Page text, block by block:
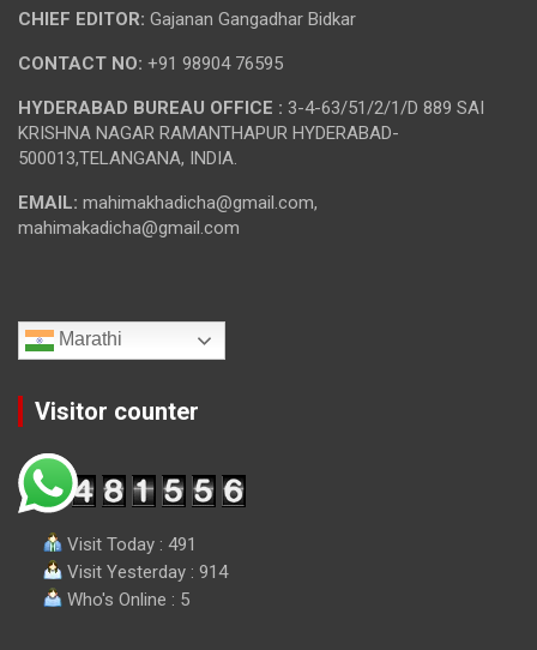
CHIEF EDITOR: Gajanan Gangadhar Bidkar
CONTACT NO: +91 98904 76595
HYDERABAD BUREAU OFFICE : 3-4-63/51/2/1/D 889 SAI
KRISHNA NAGAR RAMANTHAPUR HYDERABAD-
500013,TELANGANA, INDIA.
EMAIL: mahimakhadicha@gmail.com,
mahimakadicha@gmail.com
Marathi
Visitor counter
Visit Today : 491
Visit Yesterday : 914
Who's Online : 5